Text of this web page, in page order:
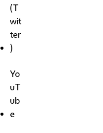
(T
wit
ter
)
Yo
uT
ub
e